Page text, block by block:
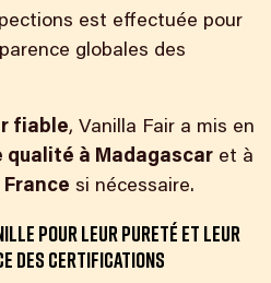
est effectuée pour
globales des
fiable, Vanilla Fair a mis en
qualité à Madagascar et à
France si nécessaire.
pour leur pureté et leur
des certifications